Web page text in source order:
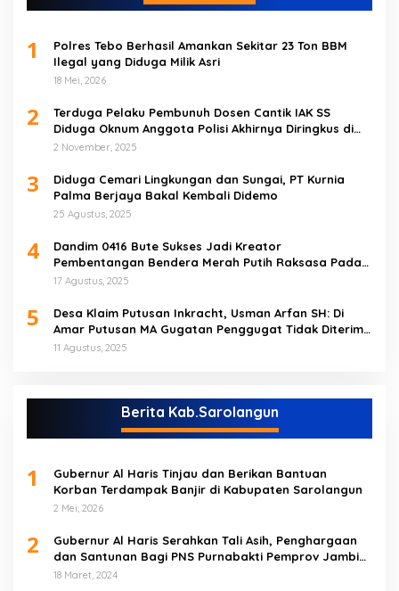
1
Polres Tebo Berhasil Amankan Sekitar 23 Ton BBM
Ilegal yang Diduga Milik Asri
18 Mei, 2026
2
Terduga Pelaku Pembunuh Dosen Cantik IAK SS
Diduga Oknum Anggota Polisi Akhirnya Diringkus di
Tebo Tengah
2 November, 2025
3
Diduga Cemari Lingkungan dan Sungai, PT Kurnia
Palma Berjaya Bakal Kembali Didemo
25 Agustus, 2025
4
Dandim 0416 Bute Sukses Jadi Kreator
Pembentangan Bendera Merah Putih Raksasa Pada
Peringatan HUT RI ke 80 di Tebo
17 Agustus, 2025
5
Desa Klaim Putusan Inkracht, Usman Arfan SH: Di
Amar Putusan MA Gugatan Penggugat Tidak Diterima
(NO)
11 Agustus, 2025
Berita Kab.Sarolangun
1
Gubernur Al Haris Tinjau dan Berikan Bantuan
Korban Terdampak Banjir di Kabupaten Sarolangun
2 Mei, 2026
2
Gubernur Al Haris Serahkan Tali Asih, Penghargaan
dan Santunan Bagi PNS Purnabakti Pemprov Jambi
Yang Berada di Sarolangun
18 Maret, 2024